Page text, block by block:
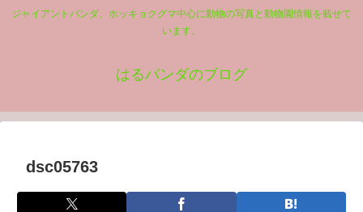
ジャイアントパンダ、ホッキョクグマ中心に動物の写真と動物園情報を載せて
います。
はるパンダのブログ
dsc05763